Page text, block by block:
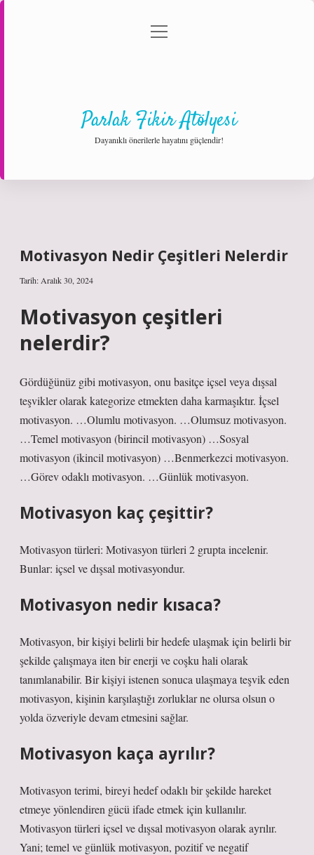
Gizlilik Politikası
menüyü
Parlak Fikir Atölyesi
Dayanıklı önerilerle hayatını güçlendir!
Motivasyon Nedir Çeşitleri Nelerdir
Tarih: Aralık 30, 2024
Motivasyon çeşitleri
nelerdir?
Gördüğünüz gibi motivasyon, onu basitçe içsel veya dışsal
teşvikler olarak kategorize etmekten daha karmaşıktır. İçsel
motivasyon. …Olumlu motivasyon. …Olumsuz motivasyon.
…Temel motivasyon (birincil motivasyon) …Sosyal
motivasyon (ikincil motivasyon) …Benmerkezci motivasyon.
…Görev odaklı motivasyon. …Günlük motivasyon.
Motivasyon kaç çeşittir?
Motivasyon türleri: Motivasyon türleri 2 grupta incelenir.
Bunlar: içsel ve dışsal motivasyondur.
Motivasyon nedir kısaca?
Motivasyon, bir kişiyi belirli bir hedefe ulaşmak için belirli bir
şekilde çalışmaya iten bir enerji ve coşku hali olarak
tanımlanabilir. Bir kişiyi istenen sonuca ulaşmaya teşvik eden
motivasyon, kişinin karşılaştığı zorluklar ne olursa olsun o
yolda özveriyle devam etmesini sağlar.
Motivasyon kaça ayrılır?
Motivasyon terimi, bireyi hedef odaklı bir şekilde hareket
etmeye yönlendiren gücü ifade etmek için kullanılır.
Motivasyon türleri içsel ve dışsal motivasyon olarak ayrılır.
Yani; temel ve günlük motivasyon, pozitif ve negatif